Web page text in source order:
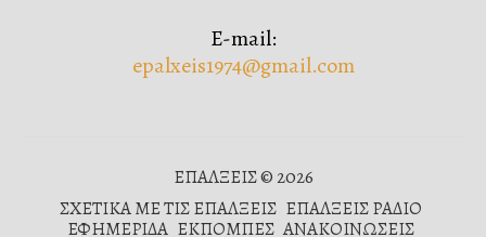
E-mail:
epalxeis1974@gmail.com
ΕΠΑΛΞΕΙΣ © 2026
ΣΧΕΤΙΚΑ ΜΕ ΤΙΣ ΕΠΑΛΞΕΙΣ ΕΠΑΛΞΕΙΣ ΡΑΔΙΟ
ΕΦΗΜΕΡΙΔΑ ΕΚΠΟΜΠΕΣ ΑΝΑΚΟΙΝΩΣΕΙΣ